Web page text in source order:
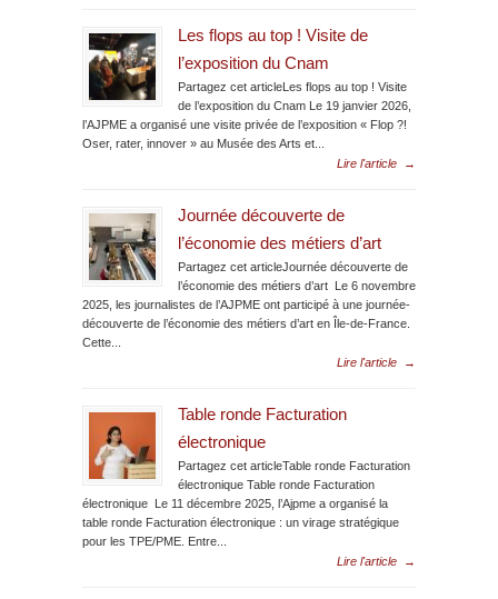
Les flops au top ! Visite de
l’exposition du Cnam
Partagez cet articleLes flops au top ! Visite
de l’exposition du Cnam Le 19 janvier 2026,
l’AJPME a organisé une visite privée de l’exposition « Flop ?!
Oser, rater, innover » au Musée des Arts et...
Lire l'article
→
Journée découverte de
l’économie des métiers d’art
Partagez cet articleJournée découverte de
l’économie des métiers d’art Le 6 novembre
2025, les journalistes de l’AJPME ont participé à une journée-
découverte de l’économie des métiers d’art en Île-de-France.
Cette...
Lire l'article
→
Table ronde Facturation
électronique
Partagez cet articleTable ronde Facturation
électronique Table ronde Facturation
électronique Le 11 décembre 2025, l’Ajpme a organisé la
table ronde Facturation électronique : un virage stratégique
pour les TPE/PME. Entre...
Lire l'article
→